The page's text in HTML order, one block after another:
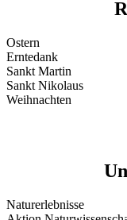
Ostern
Erntedank
Sankt Martin
Sankt Nikolaus
Weihnachten
Naturerlebnisse